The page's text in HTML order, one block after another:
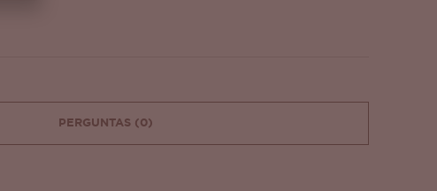
PERGUNTAS (0)